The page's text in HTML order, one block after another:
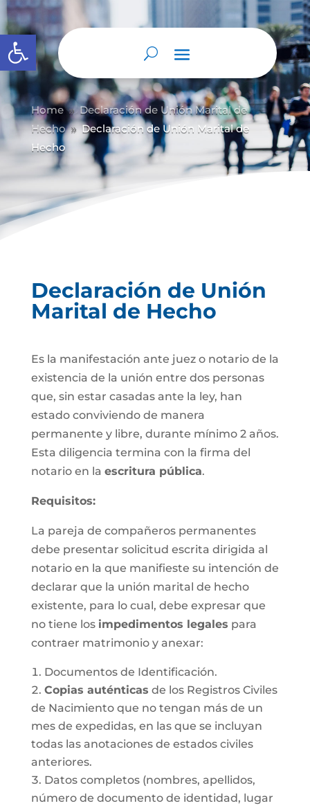
Abrir barra de herramientas
Home 9 Declaración de Unión Marital de
Hecho 9 Declaración de Unión Marital de
Hecho
Declaración de Unión
Marital de Hecho
Es la manifestación ante juez o notario de la
existencia de la unión entre dos personas
que, sin estar casadas ante la ley, han
estado conviviendo de manera
permanente y libre, durante mínimo 2 años.
Esta diligencia termina con la firma del
notario en la escritura pública.
Requisitos:
La pareja de compañeros permanentes
debe presentar solicitud escrita dirigida al
notario en la que manifieste su intención de
declarar que la unión marital de hecho
existente, para lo cual, debe expresar que
no tiene los impedimentos legales para
contraer matrimonio y anexar:
Documentos de Identificación.
Copias auténticas de los Registros Civiles
de Nacimiento que no tengan más de un
mes de expedidas, en las que se incluyan
todas las anotaciones de estados civiles
anteriores.
Datos completos (nombres, apellidos,
número de documento de identidad, lugar